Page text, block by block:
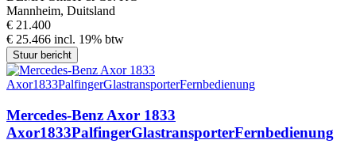
Mannheim, Duitsland
€ 21.400
€ 25.466 incl. 19% btw
Stuur bericht
Mercedes-Benz Axor 1833
Axor1833PalfingerGlastransporterFernbedienung